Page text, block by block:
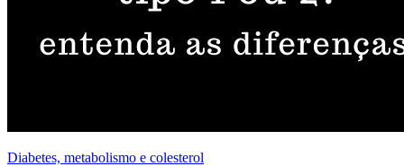
Diabetes, metabolismo e colesterol